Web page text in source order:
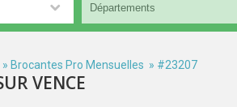
» Brocantes Pro Mensuelles » #23207
VENCE